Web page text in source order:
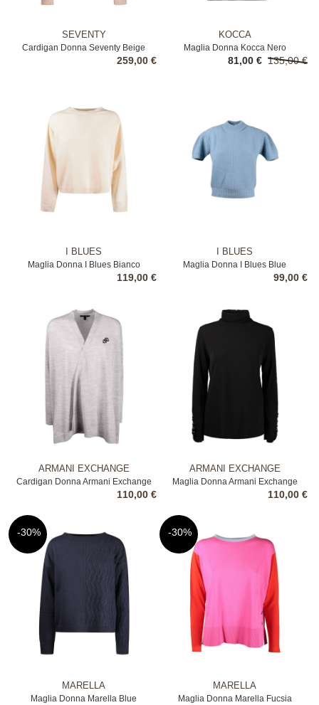
SEVENTY
Cardigan Donna Seventy Beige
259,00 €
KOCCA
Maglia Donna Kocca Nero
135,00 €
81,00 €
I BLUES
Maglia Donna I Blues Bianco
119,00 €
I BLUES
Maglia Donna I Blues Blue
99,00 €
ARMANI EXCHANGE
Cardigan Donna Armani Exchange
110,00 €
ARMANI EXCHANGE
Maglia Donna Armani Exchange
110,00 €
-30%
MARELLA
Maglia Donna Marella Blue
-30%
MARELLA
Maglia Donna Marella Fucsia